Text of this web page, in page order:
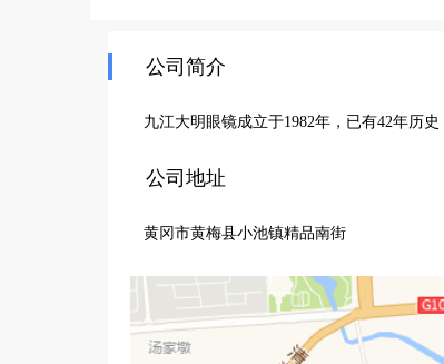
公司简介
九江大明眼镜成立于1982年，已有42年历
公司地址
黄冈市黄梅县小池镇精品南街